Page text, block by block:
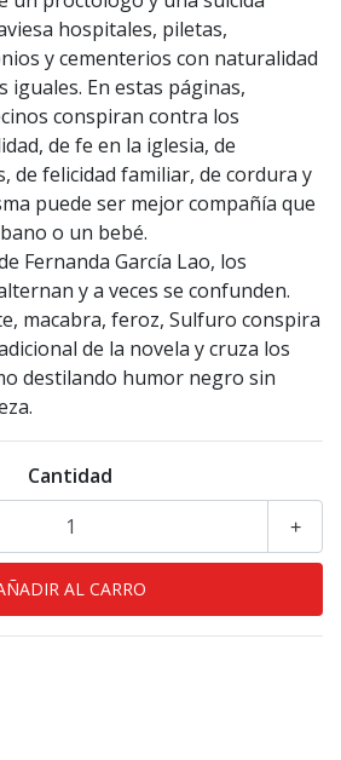
hospitales, piletas,
y cementerios con naturalidad
En estas páginas,
conspiran contra los
de fe en la iglesia, de
de felicidad familiar, de cordura y
puede ser mejor compañía que
o un bebé.
Fernanda García Lao, los
y a veces se confunden.
macabra, feroz, Sulfuro conspira
de la novela y cruza los
destilando humor negro sin
Cantidad
+